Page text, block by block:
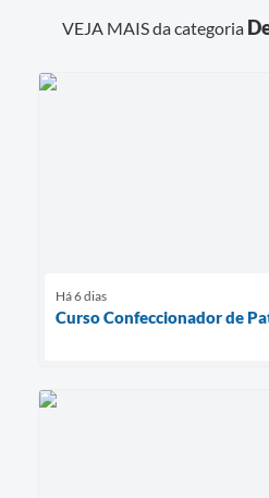
VEJA MAIS da categoria
Há 6 dias
Curso Confeccionador de